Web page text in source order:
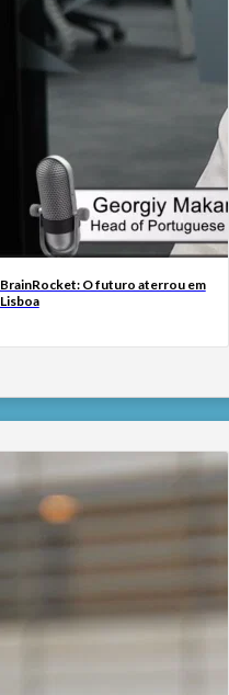
BrainRocket: O futuro aterrou em
Lisboa